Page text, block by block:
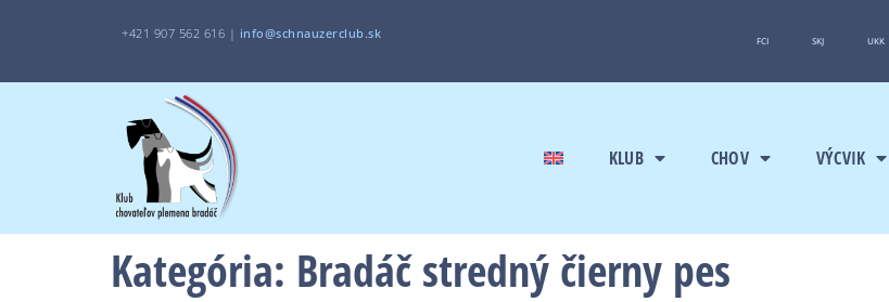
+421 907 562 616 | info@schnauzerclub.sk FCI SKJ UKK
KLUB CHOV VÝCVIK
Kategória: Bradáč stredný čierny pes